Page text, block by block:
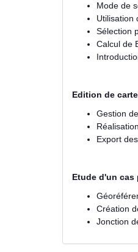
Mode de
Utilisation
Sélection
Calcul de
Edition de
Gestion
Export
Etude d'un cas
Création
Jonction